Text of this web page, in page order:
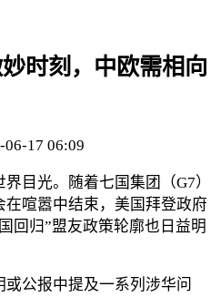
时刻，中欧需相向
06-17 06:09
目光。随着七国集团（G7）
喧嚣中结束，美国拜登政府
回归”盟友政策轮廓也日益明
公报中提及一系列涉华问